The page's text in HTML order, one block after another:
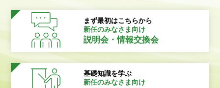
まず最初はこちらから
新任のみなさま向け
説明会・情報交換会
基礎知識を学ぶ
新任のみなさま向け